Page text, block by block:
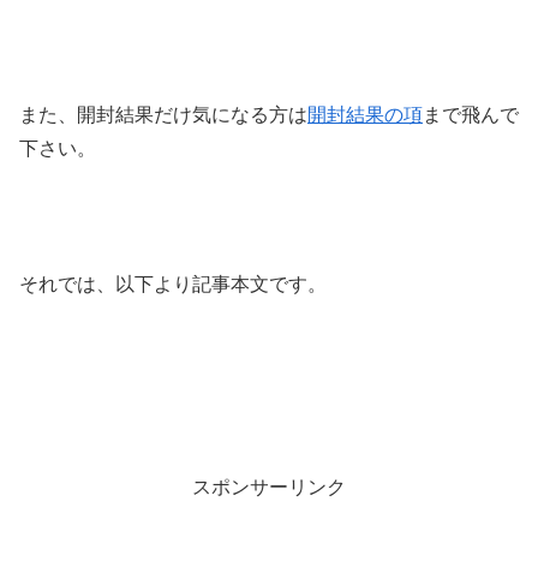
また、開封結果だけ気になる方は開封結果の項まで飛んで
下さい。
それでは、以下より記事本文です。
スポンサーリンク